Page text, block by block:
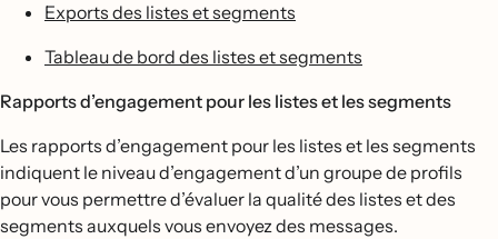
Exports des listes et segments
Tableau de bord des listes et segments
Rapports d’engagement pour les listes et les segments
Les rapports d’engagement pour les listes et les segments
indiquent le niveau d’engagement d’un groupe de profils
pour vous permettre d’évaluer la qualité des listes et des
segments auxquels vous envoyez des messages.